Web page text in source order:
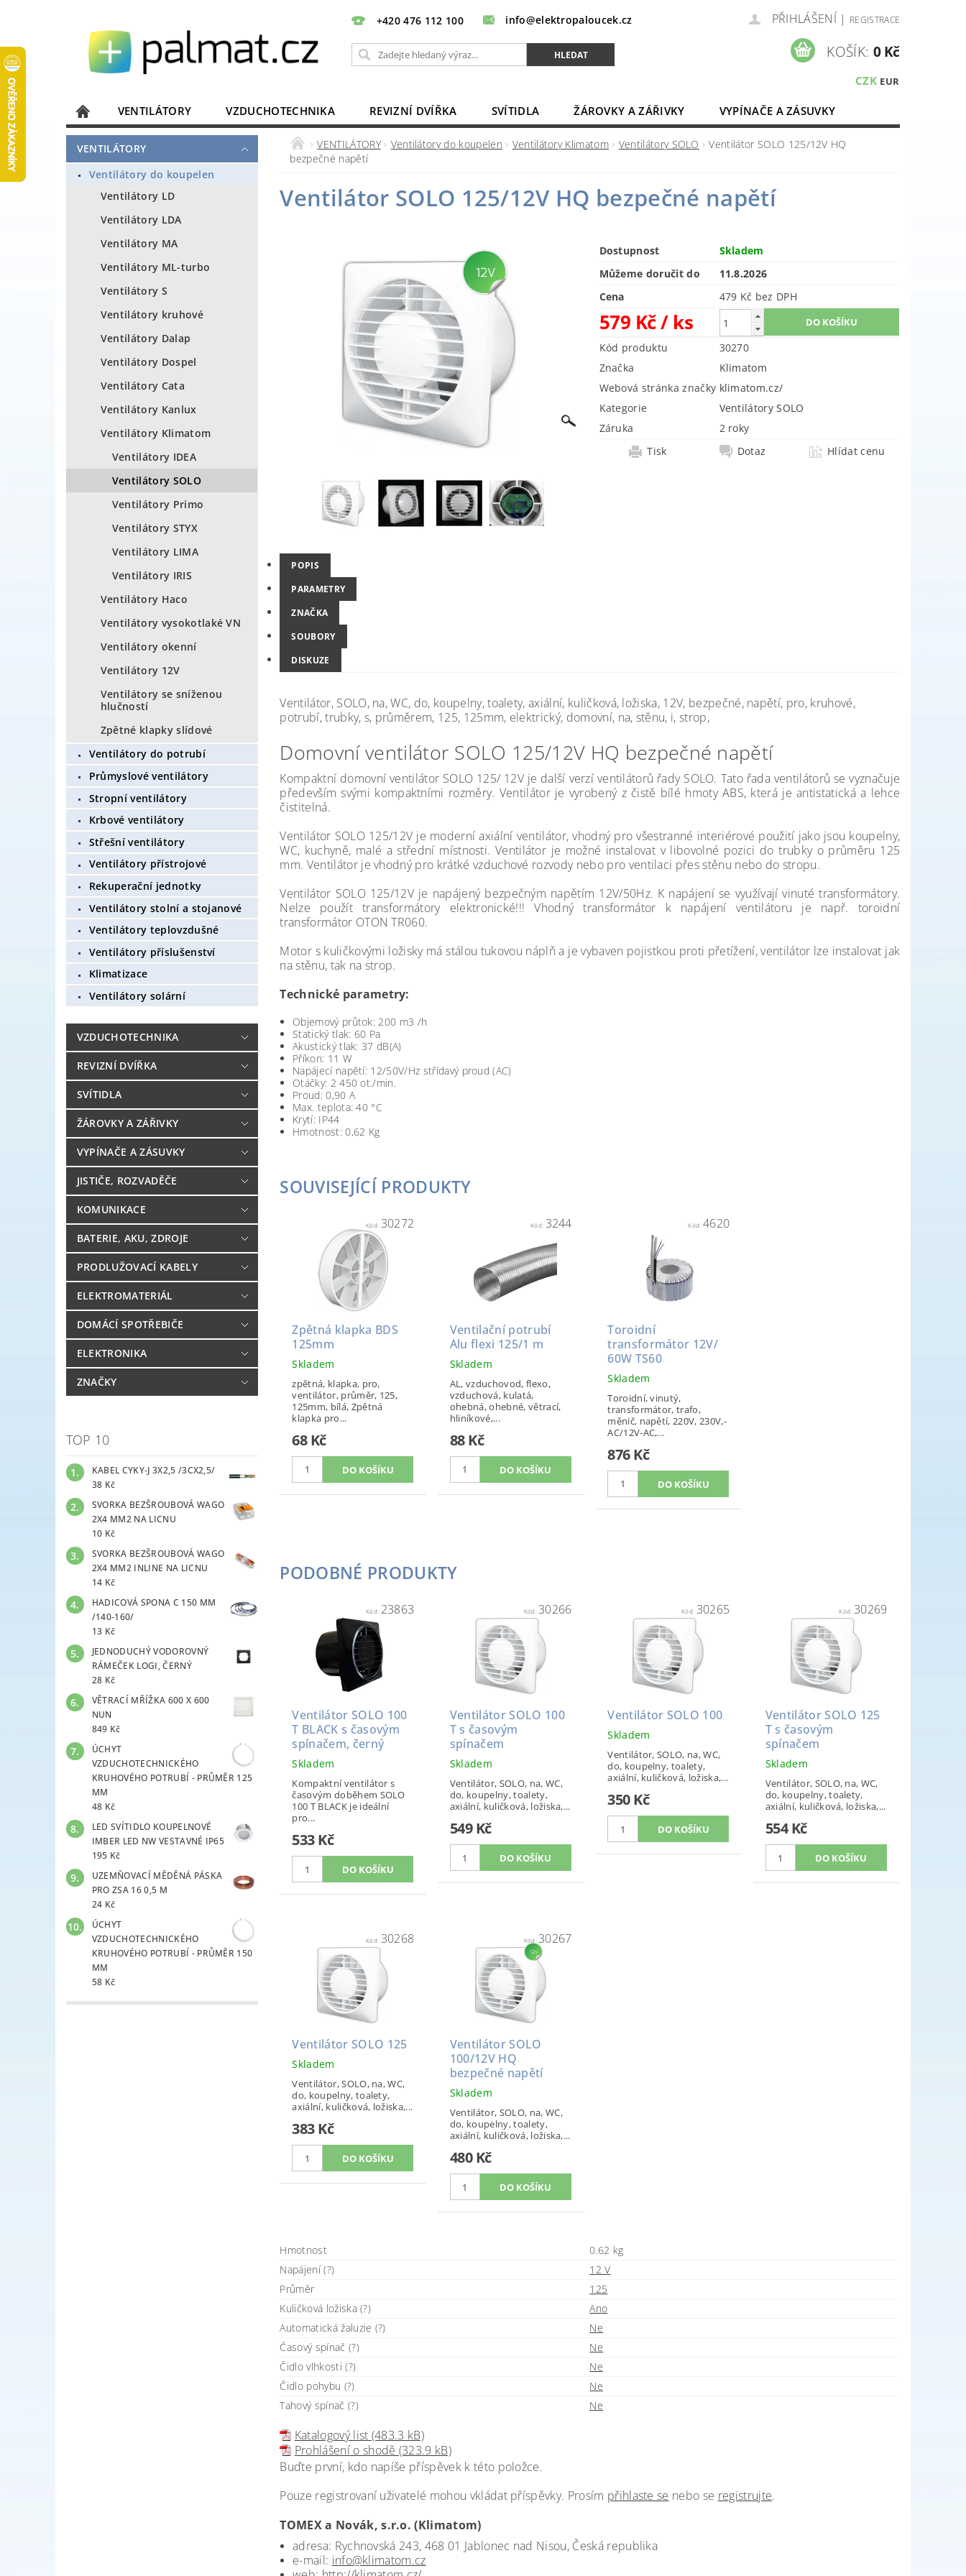
+420 476 112 100 info@elektropaloucek.cz PŘIHLÁŠENÍ | REGISTRACE
CZK EUR
KOŠÍK: 0 Kč
VENTILÁTORY VZDUCHOTECHNIKA REVIZNÍ DVÍŘKA SVÍTIDLA ŽÁROVKY A ZÁŘIVKY
VYPÍNAČE A ZÁSUVKY
JISTIČE, ROZVADĚČE
KOMUNIKACE BATERIE, AKU, ZDROJE
DOMÁCÍ SPOTŘEBIČE
ELEKTRONIKA OBCHODNÍ PODMÍNKY
VENTILÁTORY
Ventilátory do koupelen
Ventilátory LD
Ventilátory LDA
Ventilátory MA
Ventilátory ML-turbo
Ventilátory S
Ventilátory kruhové
Ventilátory Dalap
Ventilátory Dospel
Ventilátory Cata
Ventilátory Kanlux
Ventilátory Klimatom
Ventilátory IDEA
Ventilátory SOLO
Ventilátory Primo
Ventilátory STYX
Ventilátory LIMA
Ventilátory IRIS
Ventilátory Haco
Ventilátory vysokotlaké VN
Ventilátory okenní
Ventilátory 12V
Ventilátory se sníženou
hlučností
Zpětné klapky slídové
Ventilátory do potrubí
Průmyslové ventilátory
Stropní ventilátory
Krbové ventilátory
Střešní ventilátory
Ventilátory přístrojové
Rekuperační jednotky
Ventilátory stolní a stojanové
Ventilátory teplovzdušné
Ventilátory příslušenství
Klimatizace
Ventilátory solární
VZDUCHOTECHNIKA
REVIZNÍ DVÍŘKA
SVÍTIDLA
ŽÁROVKY A ZÁŘIVKY
VYPÍNAČE A ZÁSUVKY
JISTIČE, ROZVADĚČE
KOMUNIKACE
BATERIE, AKU, ZDROJE
PRODLUŽOVACÍ KABELY
ELEKTROMATERIÁL
DOMÁCÍ SPOTŘEBIČE
ELEKTRONIKA
ZNAČKY
TOP 10
KABEL CYKY-J 3X2,5 /3CX2,5/
38 Kč
SVORKA BEZŠROUBOVÁ WAGO
2X4 MM2 NA LICNU
10 Kč
SVORKA BEZŠROUBOVÁ WAGO
2X4 MM2 INLINE NA LICNU
14 Kč
HADICOVÁ SPONA C 150 MM
/140-160/
13 Kč
JEDNODUCHÝ VODOROVNÝ
RÁMEČEK LOGI, ČERNÝ
28 Kč
VĚTRACÍ MŘÍŽKA 600 X 600
NUN
849 Kč
ÚCHYT
VZDUCHOTECHNICKÉHO
KRUHOVÉHO POTRUBÍ - PRŮMĚR 125
MM
48 Kč
LED SVÍTIDLO KOUPELNOVÉ
IMBER LED NW VESTAVNÉ IP65
195 Kč
UZEMŇOVACÍ MĚDĚNÁ PÁSKA
PRO ZSA 16 0,5 M
24 Kč
ÚCHYT
VZDUCHOTECHNICKÉHO
KRUHOVÉHO POTRUBÍ - PRŮMĚR 150
MM
58 Kč
VENTILÁTORY Ventilátory do koupelen Ventilátory Klimatom Ventilátory SOLO
Ventilátor SOLO 125/12V HQ
bezpečné napětí
Ventilátor SOLO 125/12V HQ bezpečné napětí
Dostupnost
Skladem
Můžeme doručit do
11.8.2026
Cena
479 Kč bez DPH
579 Kč/ ks
Kód produktu
30270
Značka
Klimatom
Webová stránka značky klimatom.cz/
Kategorie
Ventilátory SOLO
Záruka
2 roky
Tisk
Dotaz Hlídat cenu
POPIS
PARAMETRY
ZNAČKA
SOUBORY
DISKUZE
Ventilátor, SOLO, na, WC, do, koupelny, toalety, axiální, kuličková, ložiska, 12V, bezpečné, napětí, pro, kruhové,
potrubí, trubky, s, průměrem, 125, 125mm, elektrický, domovní, na, stěnu, i, strop,
Domovní ventilátor SOLO 125/12V HQ bezpečné napětí
Kompaktní domovní ventilátor SOLO 125/ 12V je další verzí ventilátorů řady SOLO. Tato řada ventilátorů se vyznačuje
především svými kompaktními rozměry. Ventilátor je vyrobený z čistě bílé hmoty ABS, která je antistatická a lehce
čistitelná.
Ventilátor SOLO 125/12V je moderní axiální ventilátor, vhodný pro všestranné interiérové použití jako jsou koupelny,
WC, kuchyně, malé a střední místnosti. Ventilátor je možné instalovat v libovolné pozici do trubky o průměru 125
mm. Ventilátor je vhodný pro krátké vzduchové rozvody nebo pro ventilaci přes stěnu nebo do stropu.
Ventilátor SOLO 125/12V je napájený bezpečným napětím 12V/50Hz. K napájení se využívají vinuté transformátory.
Nelze použít transformátory elektronické!!! Vhodný transformátor k napájení ventilátoru je např. toroidní
transformátor OTON TR060.
Motor s kuličkovými ložisky má stálou tukovou náplň a je vybaven pojistkou proti přetížení, ventilátor lze instalovat jak
na stěnu, tak na strop.
Technické parametry:
Objemový průtok: 200 m3 /h
Statický tlak: 60 Pa
Akustický tlak: 37 dB(A)
Příkon: 11 W
Napájecí napětí: 12/50V/Hz střídavý proud (AC)
Otáčky: 2 450 ot./min.
Proud: 0,90 A
Max. teplota: 40 °C
Krytí: IP44
Hmotnost: 0,62 Kg
SOUVISEJÍCÍ PRODUKTY
Kód: 30272
Zpětná klapka BDS
125mm
Skladem
zpětná, klapka, pro,
ventilátor, průměr, 125,
125mm, bílá, Zpětná
klapka pro...
68 Kč
Kód: 3244
Ventilační potrubí
Alu flexi 125/1 m
Skladem
AL, vzduchovod, flexo,
vzduchová, kulatá,
ohebná, ohebné, větrací,
hliníkové,...
88 Kč
Kód: 4620
Toroidní
transformátor 12V/
60W TS60
Skladem
Toroidní, vinutý,
transformátor, trafo,
měnič, napětí, 220V, 230V,-
AC/12V-AC,...
876 Kč
PODOBNÉ PRODUKTY
Kód: 23863
Ventilátor SOLO 100
T BLACK s časovým
spínačem, černý
Skladem
Kompaktní ventilátor s
časovým doběhem SOLO
100 T BLACK je ideální
pro...
533 Kč
Kód: 30266
Ventilátor SOLO 100
T s časovým
spínačem
Skladem
Ventilátor, SOLO, na, WC,
do, koupelny, toalety,
axiální, kuličková, ložiska,...
549 Kč
Kód: 30265
Ventilátor SOLO 100
Skladem
Ventilátor, SOLO, na, WC,
do, koupelny, toalety,
axiální, kuličková, ložiska,...
350 Kč
Kód: 30269
Ventilátor SOLO 125
T s časovým
spínačem
Skladem
Ventilátor, SOLO, na, WC,
do, koupelny, toalety,
axiální, kuličková, ložiska,...
554 Kč
Kód: 30268
Ventilátor SOLO 125
Skladem
Ventilátor, SOLO, na, WC,
do, koupelny, toalety,
axiální, kuličková, ložiska,...
383 Kč
Kód: 30267
Ventilátor SOLO
100/12V HQ
bezpečné napětí
Skladem
Ventilátor, SOLO, na, WC,
do, koupelny, toalety,
axiální, kuličková, ložiska,...
480 Kč
Hmotnost
0.62 kg
Napájení (?)
12 V
Průměr
125
Kuličková ložiska (?)
Ano
Automatická žaluzie (?)
Ne
Časový spínač (?)
Ne
Čidlo vlhkosti (?)
Ne
Čidlo pohybu (?)
Ne
Tahový spínač (?)
Ne
Katalogový list (483.3 kB)
Prohlášení o shodě (323.9 kB)
Buďte první, kdo napíše příspěvek k této položce.
Pouze registrovaní uživatelé mohou vkládat příspěvky. Prosím přihlaste se nebo se registrujte.
TOMEX a Novák, s.r.o. (Klimatom)
adresa: Rychnovská 243, 468 01 Jablonec nad Nisou, Česká republika
e-mail: info@klimatom.cz